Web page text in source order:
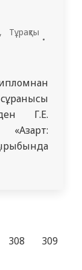
, Тұрақты
Г.Е.
бірнеше
308
309